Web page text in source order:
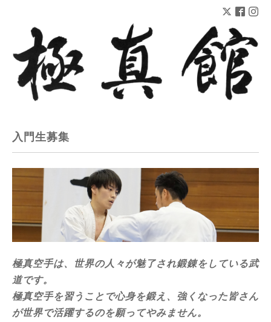
入門生募集
極真空手は、世界の人々が魅了され鍛錬をしている武
道です。
極真空手を習うことで心身を鍛え、強くなった皆さん
が世界で活躍するのを願ってやみません。